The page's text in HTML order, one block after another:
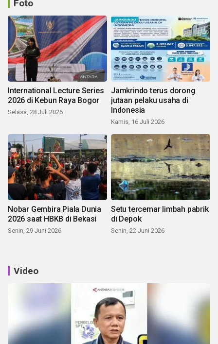
Foto
International Lecture Series
2026 di Kebun Raya Bogor
Selasa, 28 Juli 2026
Jamkrindo terus dorong
jutaan pelaku usaha di
Indonesia
Kamis, 16 Juli 2026
Nobar Gembira Piala Dunia
2026 saat HBKB di Bekasi
Senin, 29 Juni 2026
Setu tercemar limbah pabrik
di Depok
Senin, 22 Juni 2026
Video